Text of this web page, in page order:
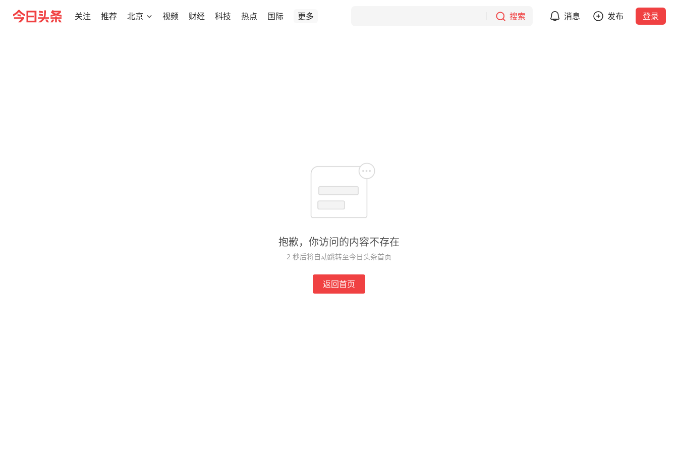
关注 推荐 北京 视频 财经 科技 热点 国际 更多 搜索 消息 发布 登录
抱歉，你访问的内容不存在
2 秒后将自动跳转至今日头条首页
返回首页